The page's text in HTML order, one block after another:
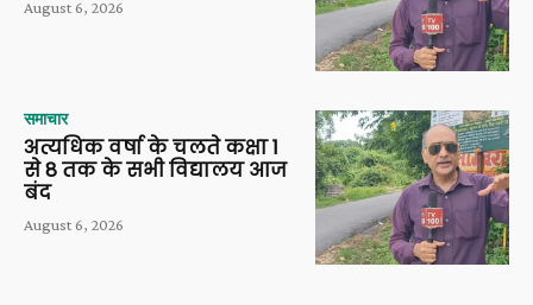
August 6, 2026
समाचार
अत्यधिक वर्षा के चलते कक्षा 1
से 8 तक के सभी विद्यालय आज
बंद
August 6, 2026